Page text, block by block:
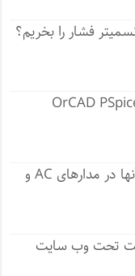
فشار را بخریم؟
انواع اپتوکوپلر و کاربردهای آنها در مدارهای AC و
تحت وب سایت